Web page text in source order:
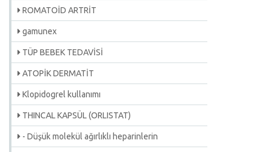
ROMATOİD ARTRİT
gamunex
TÜP BEBEK TEDAVİSİ
ATOPİK DERMATİT
Klopidogrel kullanımı
THINCAL KAPSÜL (ORLISTAT)
- Düşük molekül ağırlıklı heparinlerin